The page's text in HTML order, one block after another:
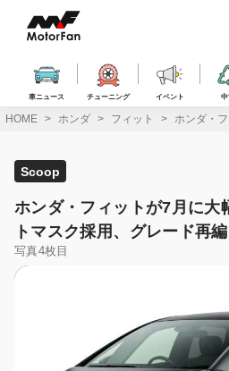
ス
車ニュース チューニング イベント 中
HOME ホンダ フィット ホンダ・
Scoop
ホンダ・フィットが7月に大
トマスク採用、グレード再
写真4枚目